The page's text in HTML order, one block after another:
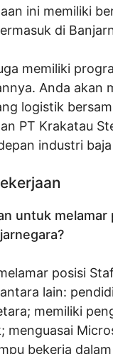
ini memiliki
di
memiliki
Anda akan
logistik
PT Krakatau
industri
untuk
posisi
lain:
memiliki
menguasai
bekerja